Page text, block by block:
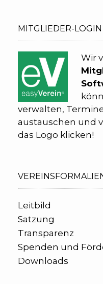
MITGLIEDER-LOGIN
Wir
verwalten,
austauschen und
das Logo klicken!
Leitbild
Satzung
Transparenz
Spenden und
Downloads